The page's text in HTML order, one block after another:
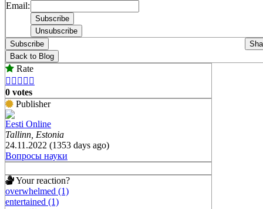
Email:
Subscribe
Back to Blog
Rate
    
0 votes
Publisher
Eesti Online
Tallinn, Estonia
24.11.2022 (1353 days ago)
Вопросы науки
Your reaction?
overwhelmed (1)
entertained (1)